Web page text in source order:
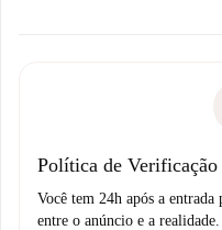
Débito direto
não comunicar
Política de Verificação
Você tem 24h após a entrada
entre o anúncio e a